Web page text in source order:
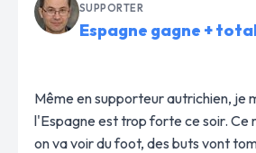
SUPPORTER
Espagne gagne + total
Même en supporteur autrichien, je
l'Espagne est trop forte ce soir. Ce
on va voir du foot, des buts vont